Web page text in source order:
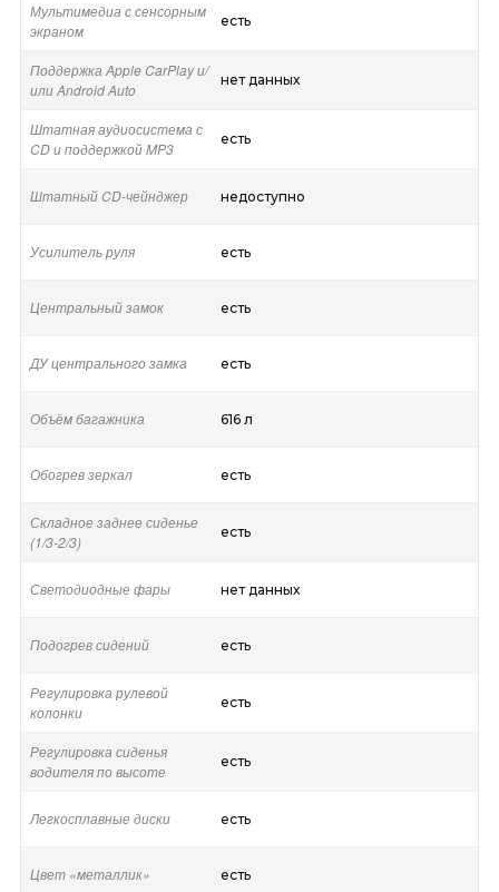
Мультимедиа с сенсорным
экраном
есть
Поддержка Apple CarPlay и/
или Android Auto
нет данных
Штатная аудиосистема с
CD и поддержкой MP3
есть
Штатный CD-чейнджер недоступно
Усилитель руля есть
Центральный замок есть
ДУ центрального замка есть
Объём багажника 616 л
Обогрев зеркал есть
Складное заднее сиденье
(1/3-2/3)
есть
Светодиодные фары нет данных
Подогрев сидений есть
Регулировка рулевой
колонки
есть
Регулировка сиденья
водителя по высоте
есть
Легкосплавные диски есть
Цвет «металлик» есть